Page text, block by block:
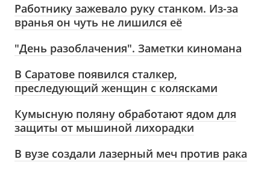
Работнику зажевало руку станком. Из-за
вранья он чуть не лишился её
"День разоблачения". Заметки киномана
В Саратове появился сталкер,
преследующий женщин с колясками
Кумысную поляну обработают ядом для
защиты от мышиной лихорадки
В вузе создали лазерный меч против рака